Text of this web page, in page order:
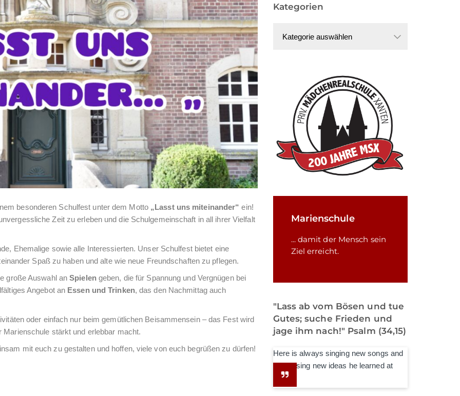
besonderen Schulfest unter dem Motto „Lasst uns miteinander“ ein!
Zeit zu erleben und die Schulgemeinschaft in all ihrer Vielfalt
Ehemalige sowie alle Interessierten. Unser Schulfest bietet eine
Spaß zu haben und alte wie neue Freundschaften zu pflegen.
große Auswahl anSpielengeben, die für Spannung und Vergnügen bei
Angebot an Essen und Trinken, das den Nachmittag auch
oder einfach nur beim gemütlichen Beisammensein – das Fest wird
stärkt und erlebbar macht.
mit euch zu gestalten und hoffen, viele von euch begrüßen zu dürfen!
Kategorien
Marienschule
... damit der Mensch sein
Ziel erreicht.
"Lass ab vom Bösen und tue
Gutes; suche Frieden und
jage ihm nach!" Psalm (34,15)
Here is always singing new songs and
expressing new ideas he learned at
school.